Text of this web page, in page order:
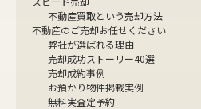
不動産買取という売却方法
不動産のご売却お任せください
弊社が選ばれる理由
売却成功ストーリー40選
売却成約事例
お預かり物件掲載実例
無料実査定予約